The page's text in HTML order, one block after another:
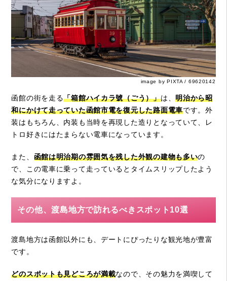
image by PIXTA / 69620142
函館の街を走る「箱館ハイカラ號（ごう）」は、明治から昭
和にかけて走っていた函館市電を復元した路面電車です。外
装はもちろん、内装も当時を再現した造りとなっていて、レ
トロ好きにはたまらない電車になっています。
また、 函館は明治期の雰囲気を残した外観の建物も多いの
で、この電車に乗って走っているとタイムスリップしたよう
な気分になりますよ。
その他、渡島地方で訪れるべきスポット10選
渡島地方は函館以外にも、デートにぴったりな観光地が豊富
です。
どのスポットも見どころが満載なので、その魅力を満喫して